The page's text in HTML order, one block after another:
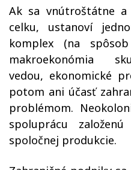
Ak sa vnútroštátne
celku, ustanoví
komplex (na
makroekonómia
vedou, ekonomické
potom ani účasť
problémom.
spoluprácu
spoločnej produkcie.